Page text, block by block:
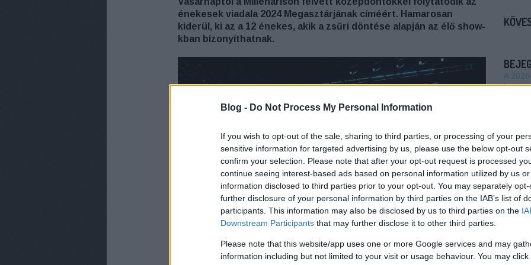
Blog - Do Not Process My Personal Information
If you wish to opt-out of the sale, sharing to third parties, or processing of your
sensitive information for targeted advertising by us, please use the below opt-out
confirm your selection. Please note that after your opt-out request is processed
continue seeing interest-based ads based on personal information utilized by us
information disclosed to third parties prior to your opt-out. You may separately
further disclosure of your personal information by third parties on the IAB’s list of
participants. This information may also be disclosed by us to third parties on the
Downstream Participants that may further disclose it to other third parties.
Please note that this website/app uses one or more Google services and may
information including but not limited to your visit or usage behaviour. You may
énekesek viadala 2024 Megasztárjának címéért. Hamarosan
kiderül, ki az a 12 énekes, akik a zsűri döntése alapján az élő show-
kban bizonyíthatnak.
A
arca
Borsa
Híradó
Mit